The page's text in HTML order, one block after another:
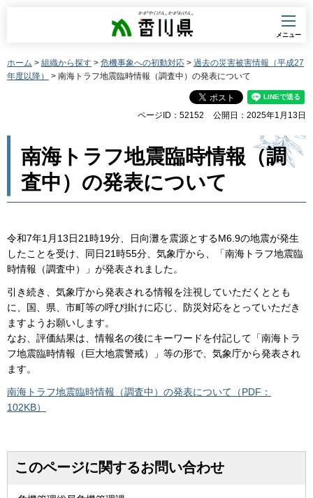
香川県
メニュー
ホーム > 組織から探す > 危機事象への初動対応 > 過去の災害被害情報（平成27
年度以降）
> 南海トラフ地震臨時情報（調査中）の発表について
ページID：52152 公開日：2025年1月13日
南海トラフ地震臨時情報（調
査中）の発表について
令和7年1月13日21時19分、日向灘を震源とするM6.9の地震が発生
したことを受け、同日21時55分、気象庁から、「南海トラフ地震臨
時情報（調査中）」が発表されました。
引き続き、気象庁から発表される情報を注視していただくととも
に、国、県、市町等の呼び掛けに応じ、防災対応をとっていただき
ますようお願いします。
なお、評価結果は、情報名の後にキーワードを付記して「南海トラ
フ地震臨時情報（巨大地震警戒）」等の形で、気象庁から発表され
ます。
南海トラフ地震臨時情報（調査中）の発表について（PDF：
102KB）
このページに関するお問い合わせ